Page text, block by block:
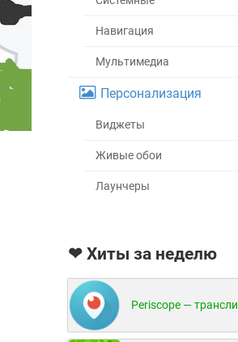
Навигация
Мультимедиа
Персонализация
Виджеты
Живые обои
Лаунчеры
❤ Хиты за неделю